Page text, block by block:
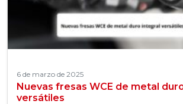
6 de marzo de 2025
Nuevas fresas WCE de metal
versátiles